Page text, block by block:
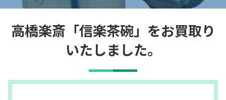
高橋楽斎「信楽茶碗」をお買取り
いたしました。